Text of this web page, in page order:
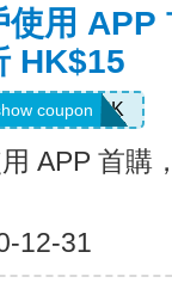
使用
HK$15
APP15HK
coupon
用 APP 首
12-31